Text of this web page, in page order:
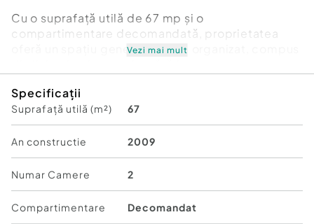
Cu o suprafață utilă de 67 mp și o
compartimentare decomandată, proprietatea
oferă un spațiu generos și bine organizat, compus
impresionantă de aproximativ 30 mp.
Principalul atu al apartamentului îl reprezintă
priveliștea spectaculoasă asupra Deltei Văcărești,
care poate fi admirată atât din zona de zi, cât și
de pe terasa generoasă, transformând fiecare
moment petrecut acasă într-o experiență aparte.
Situat la un etaj superior, apartamentul
Vezi mai mult
Specificații
Suprafață utilă (m²) 67
An constructie 2009
Numar Camere 2
Compartimentare Decomandat